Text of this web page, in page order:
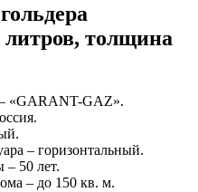
толщина
«GARANT-GAZ».
– горизонтальный.
50 лет.
– до 150 кв. м.